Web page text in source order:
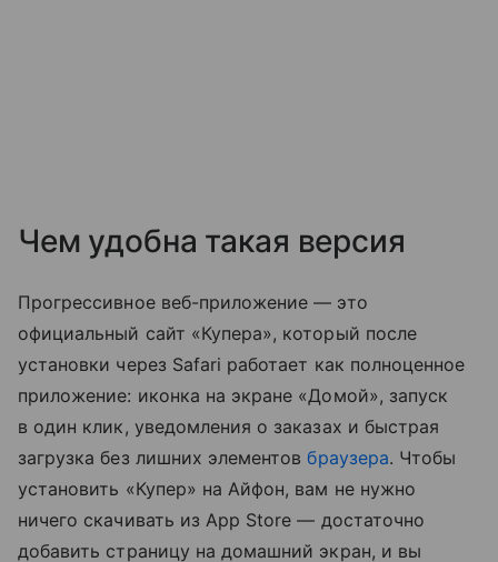
Чем удобна такая версия
Прогрессивное веб-приложение — это
официальный сайт «Купера», который после
установки через Safari работает как полноценное
приложение: иконка на экране «Домой», запуск
в один клик, уведомления о заказах и быстрая
загрузка без лишних элементовбраузера. Чтобы
установить «Купер» на Айфон, вам не нужно
ничего скачивать из App Store — достаточно
добавить страницу на домашний экран, и вы